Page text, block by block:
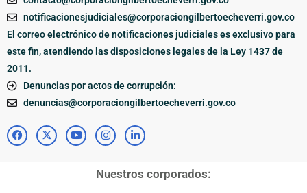
notificacionesjudiciales@corporaciongilbertoecheverri.gov.co
El correo electrónico de notificaciones judiciales es exclusivo para
este fin, atendiendo las disposiciones legales de la Ley 1437 de
2011.
Denuncias por actos de corrupción:
denuncias@corporaciongilbertoecheverri.gov.co
Nuestros corporados: